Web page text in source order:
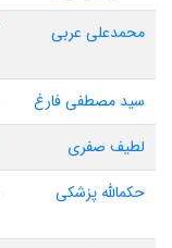
محمدعلی عربی
سید مصطفی فارغ
لطیف صفری
حکمالله پزشکی